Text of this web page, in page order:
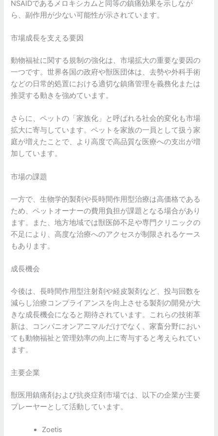
NSAIDであるメロキシカムと同等の鎮痛効果を示しなが
ら、副作用が少ない可能性が示されています。
市場成長を支える要因
動物福祉に関する規制の強化は、市場拡大の重要な要因の
一つです。世界各国の政府や獣医団体は、去勢や外科手術
などの日常的処置における適切な鎮痛管理を義務化または
推奨する動きを強めています。
さらに、ペットの「家族化」と呼ばれる社会的変化も市場
拡大に寄与しています。ペットを家族の一員として扱う家
庭が増えたことで、より高度で高品質な医療への支出が増
加しています。
市場の課題
一方で、生物学的製剤や長時間作用型治療は高価格である
ため、ペットオーナーの費用負担が課題となる場合があり
ます。また、地方地域では獣医師不足や専門クリニックの
不足により、高度な治療へのアクセスが制限されるケース
もあります。
成長機会
今後は、長時間作用型注射剤や経皮製剤など、投与回数を
減らし治療コンプライアンスを向上させる製剤の開発が大
きな成長機会になると期待されています。これらの技術革
新は、コンパニオンアニマルだけでなく、家畜分野におい
ても動物福祉と管理効率の向上に寄与すると考えられてい
ます。
主要企業
獣医用鎮痛剤および抗炎症剤市場では、以下の企業が主要
プレーヤーとして活動しています。
Zoetis